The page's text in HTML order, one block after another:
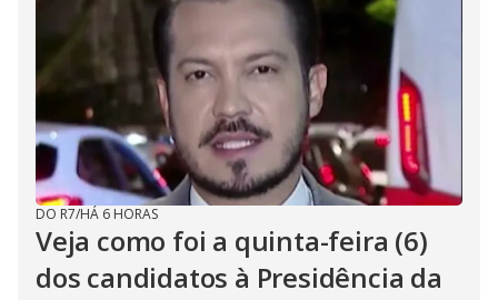
DO R7/HÁ 6 HORAS
Veja como foi a quinta-feira (6)
dos candidatos à Presidência da